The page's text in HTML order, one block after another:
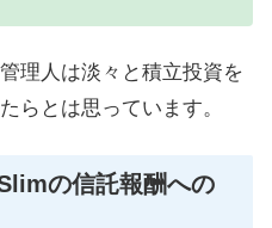
理人は淡々と積立投資を
らとは思っています。
の信託報酬への